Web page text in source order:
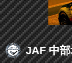
JAF 中